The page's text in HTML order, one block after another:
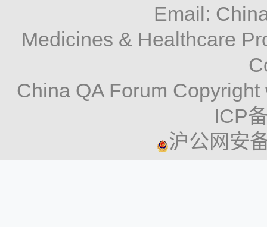
Email:
Medicines & Healthcare
China QA Forum
ICP
沪公网安